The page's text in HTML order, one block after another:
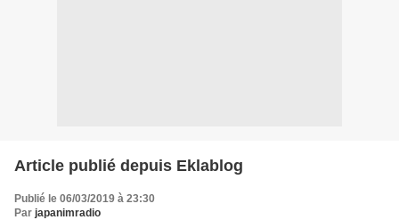
Article publié depuis Eklablog
Publié le 06/03/2019 à 23:30
Par japanimradio